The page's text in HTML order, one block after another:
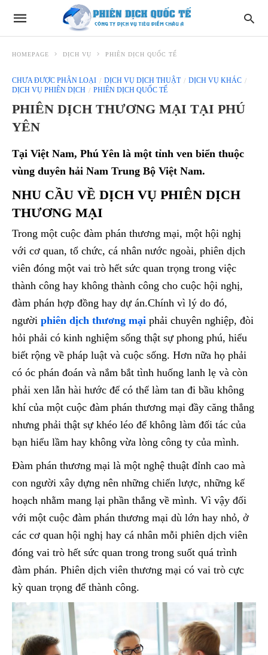
HOMEPAGE DỊCH VỤ PHIÊN DỊCH QUỐC TẾ
CHƯA ĐƯỢC PHÂN LOẠI DỊCH VỤ DỊCH THUẬT
DỊCH VỤ KHÁC
DỊCH VỤ PHIÊN DỊCH
PHIÊN DỊCH QUỐC TẾ
PHIÊN DỊCH THƯƠNG MẠI TẠI PHÚ
YÊN
Tại Việt Nam, Phú Yên là một tỉnh ven biển thuộc
vùng duyên hải Nam Trung Bộ Việt Nam.
NHU CẦU VỀ DỊCH VỤ PHIÊN DỊCH
THƯƠNG MẠI
Trong một cuộc đàm phán thương mại, một hội nghị
với cơ quan, tổ chức, cá nhân nước ngoài, phiên dịch
viên đóng một vai trò hết sức quan trọng trong việc
thành công hay không thành công cho cuộc hội nghị,
đàm phán hợp đồng hay dự án.Chính vì lý do đó,
người phiên dịch thương mại phải chuyên nghiệp, đòi
hỏi phải có kinh nghiệm sống thật sự phong phú, hiểu
biết rộng về pháp luật và cuộc sống. Hơn nữa họ phải
có óc phán đoán và nắm bắt tình huống lanh lẹ và còn
phải xen lẫn hài hước để có thể làm tan đi bầu không
khí của một cuộc đàm phán thương mại đầy căng thẳng
nhưng phải thật sự khéo léo để không làm đối tác của
bạn hiểu lầm hay không vừa lòng công ty của mình.
Đàm phán thương mại là một nghệ thuật đỉnh cao mà
con người xây dựng nên những chiến lược, những kế
hoạch nhằm mang lại phần thắng về mình. Vì vậy đối
với một cuộc đàm phán thương mại dù lớn hay nhỏ, ở
các cơ quan hội nghị hay cá nhân mỗi phiên dịch viên
đóng vai trò hết sức quan trong trong suốt quá trình
đàm phán. Phiên dịch viên thương mại có vai trò cực
kỳ quan trọng để thành công.